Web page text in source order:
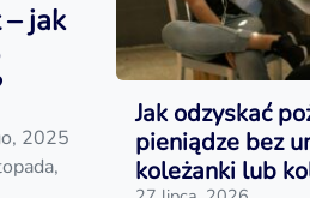
jak
2025
Jak odzyskać
pieniądze bez
koleżanki lub